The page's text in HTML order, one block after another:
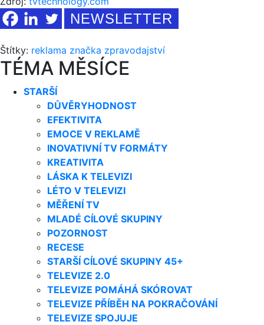
NEWSLETTER
Štítky: reklama značka zpravodajství
TÉMA MĚSÍCE
STARŠÍ
DŮVĚRYHODNOST
EFEKTIVITA
EMOCE V REKLAMĚ
INOVATIVNÍ TV FORMÁTY
KREATIVITA
LÁSKA K TELEVIZI
LÉTO V TELEVIZI
MĚŘENÍ TV
MLADÉ CÍLOVÉ SKUPINY
POZORNOST
RECESE
STARŠÍ CÍLOVÉ SKUPINY 45+
TELEVIZE 2.0
TELEVIZE POMÁHÁ SKÓROVAT
TELEVIZE PŘÍBĚH NA POKRAČOVÁNÍ
TELEVIZE SPOJUJE